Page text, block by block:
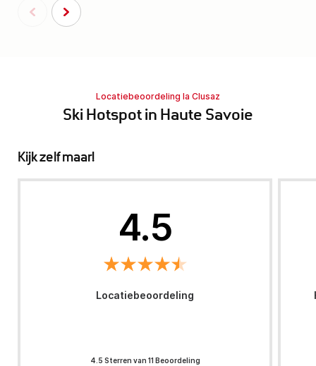
Locatiebeoordeling la Clusaz
Ski Hotspot in Haute Savoie
Kijk zelf maar!
4.5
Locatiebeoordeling
4.5 Sterren van 11 Beoordeling